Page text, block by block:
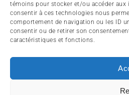
témoins pour stocker et/ou accéder
consentir à ces technologies nous
comportement de navigation ou les ID
consentir ou de retirer son
caractéristiques et fonctions.